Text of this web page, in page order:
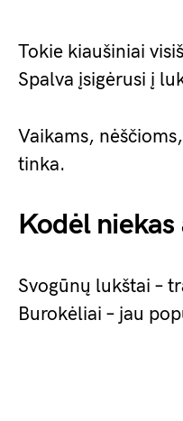
Tokie kiaušiniai
Spalva įsigėrusi į
Vaikams,
tinka.
Kodėl
Svogūnų lukštai –
Burokėliai – jau